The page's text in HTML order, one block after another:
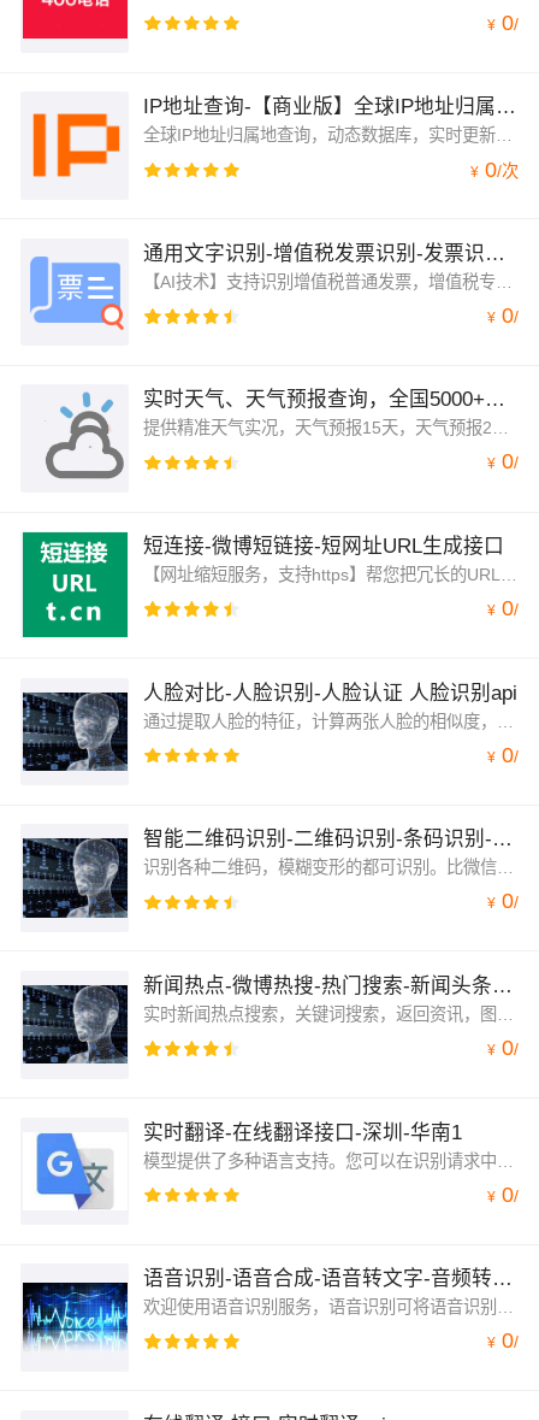
¥ 0/
IP地址查询-【商业版】全球IP地址归属地查询（免费）全球IP地址解析查询-全球IP地址定位-全球IP地址归属地...
全球IP地址归属地查询，动态数据库，实时更新，支持高并发，平均延迟36ms，全球IP地址查询，IP归属地查询,ip地址定位
¥ 0/次
通用文字识别-增值税发票识别-发票识别OCR
【AI技术】支持识别增值税普通发票，增值税专用发票。包括：发票名称,金额，税额，价税合计，代码,发票号码，开票日期，密码区，纳税人识别号，地址、电话，开户行及账号，开票人，复核，收款人，备注等全面信息。
¥ 0/
实时天气、天气预报查询，全国5000+城市，气象查询 API服务 免费开通
提供精准天气实况，天气预报15天，天气预报24小时，空气质量指数，AQI预报五天，天气预警，尾号限行，生活指数。全国5500+城市天气信息，国外两百个主要城市实况天气信息。最专业的气象服务提供。您所需要的，我们刚好具备。
¥ 0/
短连接-微博短链接-短网址URL生成接口
¥ 0/
人脸对比-人脸识别-人脸认证 人脸识别api
¥ 0/
智能二维码识别-二维码识别-条码识别-图像识别
识别各种二维码，模糊变形的都可识别。比微信更高的识别率。智能二维码识别api
¥ 0/
新闻热点-微博热搜-热门搜索-新闻头条查询
¥ 0/
实时翻译-在线翻译接口-深圳-华南1
¥ 0/
语音识别-语音合成-语音转文字-音频转文本
¥ 0/